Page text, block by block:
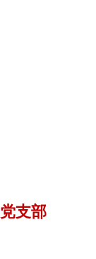
党支部